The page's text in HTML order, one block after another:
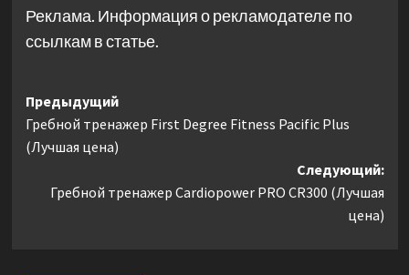
Реклама. Информация о рекламодателе по
ссылкам в статье.
Навигация
записи
Предыдущий
Гребной тренажер First Degree Fitness Pacific Plus
(Лучшая цена)
Следующий:
Гребной тренажер Cardiopower PRO CR300 (Лучшая
цена)